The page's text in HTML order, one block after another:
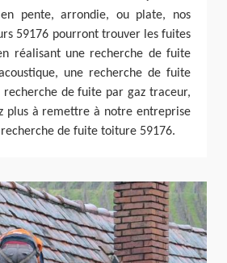
pente, arrondie, ou plate, nos
59176 pourront trouver les fuites
réalisant une recherche de fuite
une recherche de fuite
de fuite par gaz traceur,
plus à remettre à notre entreprise
de fuite toiture 59176.